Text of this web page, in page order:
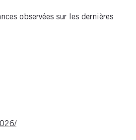
observées sur les dernières